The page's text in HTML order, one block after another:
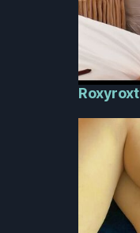
Roxyroxt